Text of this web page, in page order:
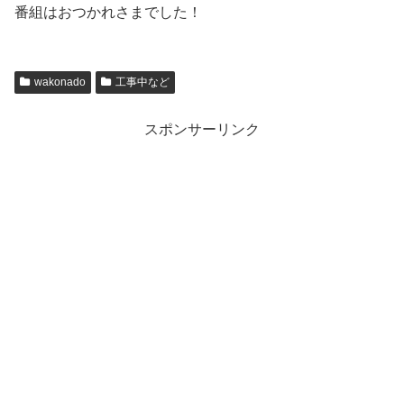
番組はおつかれさまでした！
wakonado 工事中など
スポンサーリンク